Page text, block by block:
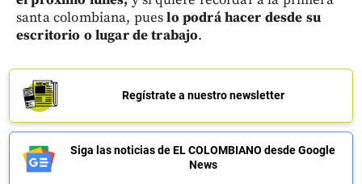
santa colombiana, pueslo podrá hacer desde su
escritorio o lugar de trabajo.
Regístrate a nuestro newsletter
Siga las noticias de EL COLOMBIANO desde Google
News